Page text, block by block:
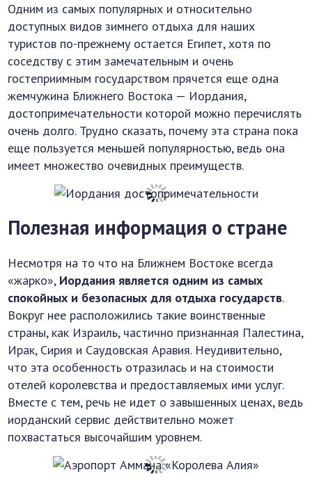
Одним из самых популярных и относительно
доступных видов зимнего отдыха для наших
туристов по-прежнему остается Египет, хотя по
соседству с этим замечательным и очень
гостеприимным государством прячется еще одна
жемчужина Ближнего Востока — Иордания,
достопримечательности которой можно перечислять
очень долго. Трудно сказать, почему эта страна пока
еще пользуется меньшей популярностью, ведь она
имеет множество очевидных преимуществ.
Полезная информация о стране
Несмотря на то что на Ближнем Востоке всегда
«жарко», Иордания является одним из самых
спокойных и безопасных для отдыха государств.
Вокруг нее расположились такие воинственные
страны, как Израиль, частично признанная Палестина,
Ирак, Сирия и Саудовская Аравия. Неудивительно,
что эта особенность отразилась и на стоимости
отелей королевства и предоставляемых ими услуг.
Вместе с тем, речь не идет о завышенных ценах, ведь
иорданский сервис действительно может
похвастаться высочайшим уровнем.